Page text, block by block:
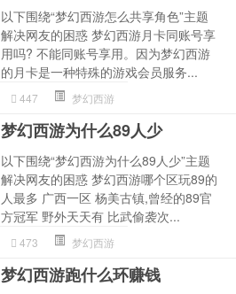
以下围绕“梦幻西游怎么共享角色”主题
解决网友的困惑 梦幻西游月卡同账号享
用吗? 不能同账号享用。因为梦幻西游
的月卡是一种特殊的游戏会员服务...
447 梦幻西游
梦幻西游为什么89人少
以下围绕“梦幻西游为什么89人少”主题
解决网友的困惑 梦幻西游哪个区玩89的
人最多 广西一区 杨美古镇,曾经的89官
方冠军 野外天天有 比武偷袭次...
473 梦幻西游
梦幻西游跑什么环赚钱